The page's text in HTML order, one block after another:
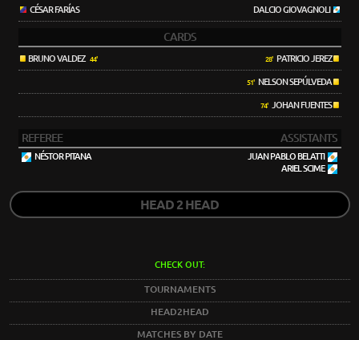
CÉSAR FARÍAS DALCIO GIOVAGNOLI
CARDS
BRUNO VALDEZ 44' 28'PATRICIO JEREZ
51'NELSON SEPÚLVEDA
74'JOHAN FUENTES
REFEREE ASSISTANTS
NÉSTOR PITANA
JUAN PABLO BELATTI
ARIEL SCIME
HEAD 2 HEAD
CHECK OUT:
TOURNAMENTS
HEAD2HEAD
MATCHES BY DATE